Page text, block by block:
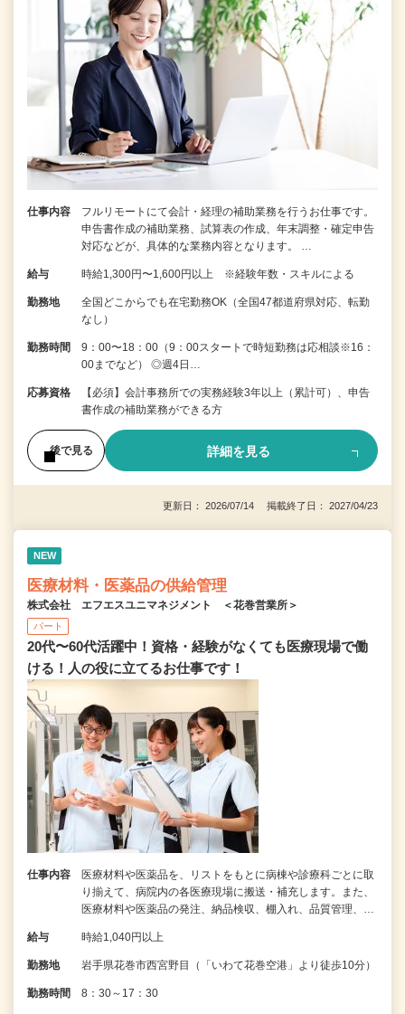
仕事内容
フルリモートにて会計・経理の補助業務を行うお仕事です。
申告書作成の補助業務、試算表の作成、年末調整・確定申告
対応などが、具体的な業務内容となります。 …
給与 時給1,300円〜1,600円以上 ※経験年数・スキルによる
勤務地
全国どこからでも在宅勤務OK（全国47都道府県対応、転勤
なし）
勤務時間
9：00〜18：00（9：00スタートで時短勤務は応相談※16：
00までなど） ◎週4日…
応募資格
【必須】会計事務所での実務経験3年以上（累計可）、申告
書作成の補助業務ができる方
後で見る 詳細を見る
更新日： 2026/07/14 掲載終了日： 2027/04/23
NEW
医療材料・医薬品の供給管理
株式会社 エフエスユニマネジメント ＜花巻営業所＞
パート
20代〜60代活躍中！資格・経験がなくても医療現場で働
ける！人の役に立てるお仕事です！
仕事内容
医療材料や医薬品を、リストをもとに病棟や診療科ごとに取
り揃えて、病院内の各医療現場に搬送・補充します。また、
医療材料や医薬品の発注、納品検収、棚入れ、品質管理、…
給与 時給1,040円以上
勤務地 岩手県花巻市西宮野目（「いわて花巻空港」より徒歩10分）
勤務時間 8：30～17：30